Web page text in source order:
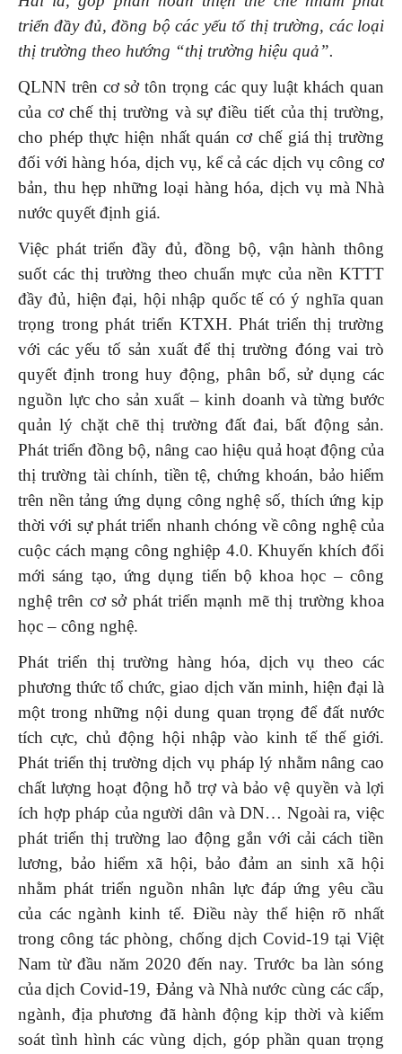
triển đầy đủ, đồng bộ các yếu tố thị trường, các loại
thị trường theo hướng “thị trường hiệu quả”.
QLNN trên cơ sở tôn trọng các quy luật khách quan
của cơ chế thị trường và sự điều tiết của thị trường,
cho phép thực hiện nhất quán cơ chế giá thị trường
đối với hàng hóa, dịch vụ, kể cả các dịch vụ công cơ
bản, thu hẹp những loại hàng hóa, dịch vụ mà Nhà
nước quyết định giá.
Việc phát triển đầy đủ, đồng bộ, vận hành thông
suốt các thị trường theo chuẩn mực của nền KTTT
đầy đủ, hiện đại, hội nhập quốc tế có ý nghĩa quan
trọng trong phát triển KTXH. Phát triển thị trường
với các yếu tố sản xuất để thị trường đóng vai trò
quyết định trong huy động, phân bổ, sử dụng các
nguồn lực cho sản xuất – kinh doanh và từng bước
quản lý chặt chẽ thị trường đất đai, bất động sản.
Phát triển đồng bộ, nâng cao hiệu quả hoạt động của
thị trường tài chính, tiền tệ, chứng khoán, bảo hiểm
trên nền tảng ứng dụng công nghệ số, thích ứng kịp
thời với sự phát triển nhanh chóng về công nghệ của
cuộc cách mạng công nghiệp 4.0. Khuyến khích đổi
mới sáng tạo, ứng dụng tiến bộ khoa học – công
nghệ trên cơ sở phát triển mạnh mẽ thị trường khoa
học – công nghệ.
Phát triển thị trường hàng hóa, dịch vụ theo các
phương thức tổ chức, giao dịch văn minh, hiện đại là
một trong những nội dung quan trọng để đất nước
tích cực, chủ động hội nhập vào kinh tế thế giới.
Phát triển thị trường dịch vụ pháp lý nhằm nâng cao
chất lượng hoạt động hỗ trợ và bảo vệ quyền và lợi
ích hợp pháp của người dân và DN… Ngoài ra, việc
phát triển thị trường lao động gắn với cải cách tiền
lương, bảo hiểm xã hội, bảo đảm an sinh xã hội
nhằm phát triển nguồn nhân lực đáp ứng yêu cầu
của các ngành kinh tế. Điều này thể hiện rõ nhất
trong công tác phòng, chống dịch Covid-19 tại Việt
Nam từ đầu năm 2020 đến nay. Trước ba làn sóng
của dịch Covid-19, Đảng và Nhà nước cùng các cấp,
ngành, địa phương đã hành động kịp thời và kiểm
soát tình hình các vùng dịch, góp phần quan trọng